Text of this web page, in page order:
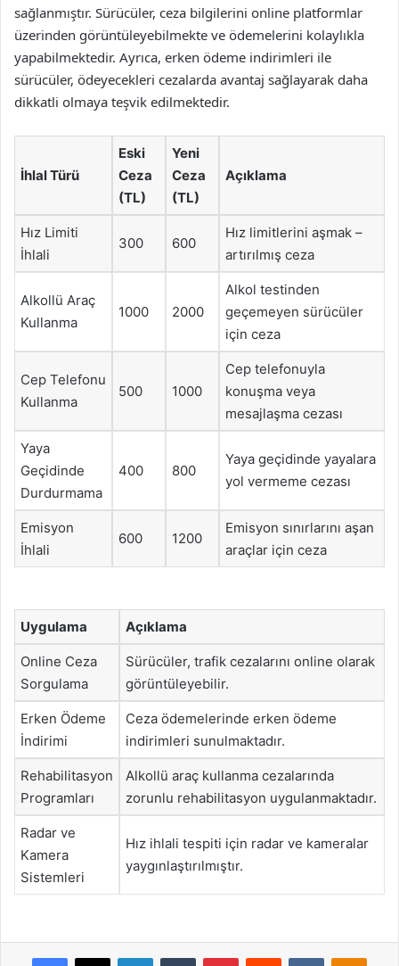
sağlanmıştır. Sürücüler, ceza bilgilerini online platformlar
üzerinden görüntüleyebilmekte ve ödemelerini kolaylıkla
yapabilmektedir. Ayrıca, erken ödeme indirimleri ile
sürücüler, ödeyecekleri cezalarda avantaj sağlayarak daha
dikkatli olmaya teşvik edilmektedir.
İhlal Türü
Eski
Ceza
(TL)
Yeni
Ceza
(TL)
Açıklama
Hız Limiti
İhlali
300 600
Hız limitlerini aşmak –
artırılmış ceza
Alkollü Araç
Kullanma
1000 2000
Alkol testinden
geçemeyen sürücüler
için ceza
Cep Telefonu
Kullanma
500 1000
Cep telefonuyla
konuşma veya
mesajlaşma cezası
Yaya
Geçidinde
Durdurmama
400 800
Yaya geçidinde yayalara
yol vermeme cezası
Emisyon
İhlali
600 1200
Emisyon sınırlarını aşan
araçlar için ceza
Uygulama Açıklama
Online Ceza
Sorgulama
Sürücüler, trafik cezalarını online olarak
görüntüleyebilir.
Erken Ödeme
İndirimi
Ceza ödemelerinde erken ödeme
indirimleri sunulmaktadır.
Rehabilitasyon
Programları
Alkollü araç kullanma cezalarında
zorunlu rehabilitasyon uygulanmaktadır.
Radar ve
Kamera
Sistemleri
Hız ihlali tespiti için radar ve kameralar
yaygınlaştırılmıştır.
Facebook
X LinkedInTumblr PinterestReddit VKontakte